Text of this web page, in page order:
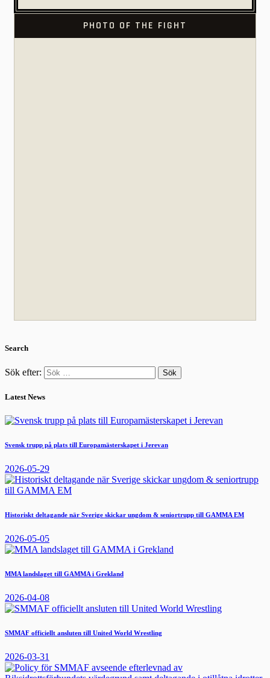
PHOTO OF THE FIGHT
Search
Sök efter:
Latest News
Svensk trupp på plats till Europamästerskapet i Jerevan
2026-05-29
Historiskt deltagande när Sverige skickar ungdom & seniortrupp till GAMMA EM
2026-05-05
MMA landslaget till GAMMA i Grekland
2026-04-08
SMMAF officiellt ansluten till United World Wrestling
2026-03-31